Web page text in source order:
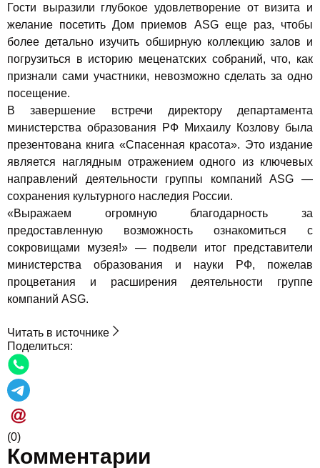
Гости выразили глубокое удовлетворение от визита и
желание посетить Дом приемов ASG еще раз, чтобы
более детально изучить обширную коллекцию залов и
погрузиться в историю меценатских собраний, что, как
признали сами участники, невозможно сделать за одно
посещение.
В завершение встречи директору департамента
министерства образования РФ Михаилу Козлову была
презентована книга «Спасенная красота». Это издание
является наглядным отражением одного из ключевых
направлений деятельности группы компаний ASG —
сохранения культурного наследия России.
«Выражаем огромную благодарность за
предоставленную возможность ознакомиться с
сокровищами музея!» — подвели итог представители
министерства образования и науки РФ, пожелав
процветания и расширения деятельности группе
компаний ASG.
Читать в источнике
Поделиться:
(0)
Комментарии